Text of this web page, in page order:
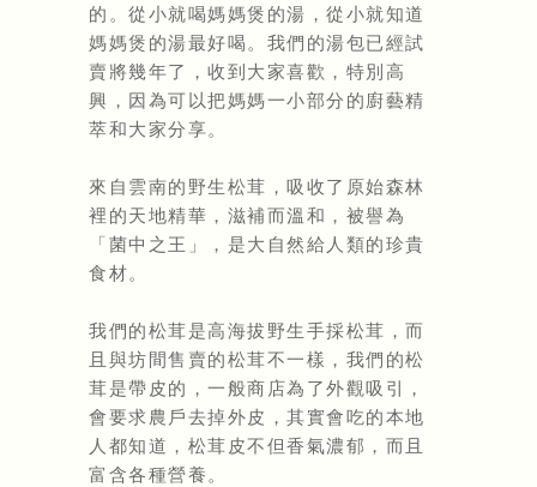
的。從小就喝媽媽煲的湯，從小就知道
媽媽煲的湯最好喝。我們的湯包已經試
賣將幾年了，收到大家喜歡，特別高
興，因為可以把媽媽一小部分的廚藝精
萃和大家分享。
來自雲南的野生松茸，吸收了原始森林
裡的天地精華，滋補而溫和，被譽為
「菌中之王」
，是大自然給人類的珍貴
食材。
我們的松茸是高海拔野生手採松茸，而
且與坊間售賣的松茸不一樣，我們的松
茸是帶皮的，一般商店為了外觀吸引，
會要求農戶去掉外皮，其實會吃的本地
人都知道，松茸皮不但香氣濃郁，而且
富含各種營養。